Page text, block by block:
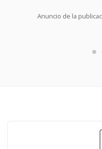
Anuncio de la